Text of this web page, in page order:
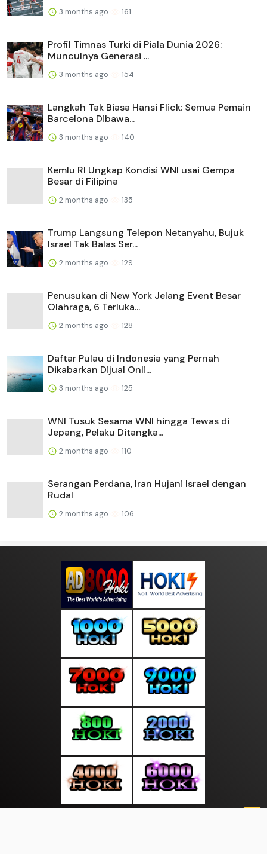
3 months ago 161
Profil Timnas Turki di Piala Dunia 2026:
Munculnya Generasi ...
3 months ago 154
Langkah Tak Biasa Hansi Flick: Semua Pemain
Barcelona Dibawa...
3 months ago 140
Kemlu RI Ungkap Kondisi WNI usai Gempa
Besar di Filipina
2 months ago 135
Trump Langsung Telepon Netanyahu, Bujuk
Israel Tak Balas Ser...
2 months ago 129
Penusukan di New York Jelang Event Besar
Olahraga, 6 Terluka...
2 months ago 128
Daftar Pulau di Indonesia yang Pernah
Dikabarkan Dijual Onli...
3 months ago 125
WNI Tusuk Sesama WNI hingga Tewas di
Jepang, Pelaku Ditangka...
2 months ago 110
Serangan Perdana, Iran Hujani Israel dengan
Rudal
2 months ago 106